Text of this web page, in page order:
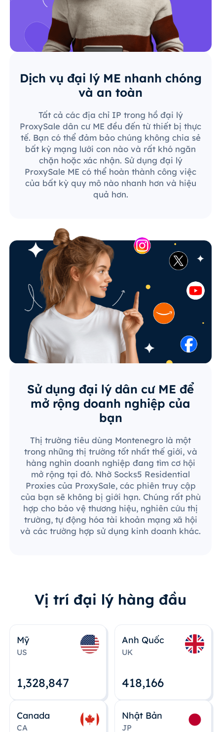
Dịch vụ đại lý ME nhanh chóng
và an toàn
Tất cả các địa chỉ IP trong hồ đại lý
ProxySale dân cư ME đều đến từ thiết bị thực
tế. Bạn có thể đảm bảo chúng không chia sẻ
bất kỳ mạng lưới con nào và rất khó ngăn
chặn hoặc xác nhận. Sử dụng đại lý
ProxySale ME có thể hoàn thành công việc
của bất kỳ quy mô nào nhanh hơn và hiệu
quả hơn.
Sử dụng đại lý dân cư ME để
mở rộng doanh nghiệp của
bạn
Thị trường tiêu dùng Montenegro là một
trong những thị trường tốt nhất thế giới, và
hàng nghìn doanh nghiệp đang tìm cơ hội
mở rộng tại đó. Nhờ Socks5 Residential
Proxies của ProxySale, các phiên truy cập
của bạn sẽ không bị giới hạn. Chúng rất phù
hợp cho bảo vệ thương hiệu, nghiên cứu thị
trường, tự động hóa tài khoản mạng xã hội
và các trường hợp sử dụng kinh doanh khác.
Vị trí đại lý hàng đầu
Mỹ
US
1,328,848
Anh Quốc
UK
418,167
Canada
CA
Nhật Bản
JP